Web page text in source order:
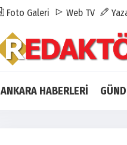
Foto Galeri Web TV
ANKARA HABERLERİ